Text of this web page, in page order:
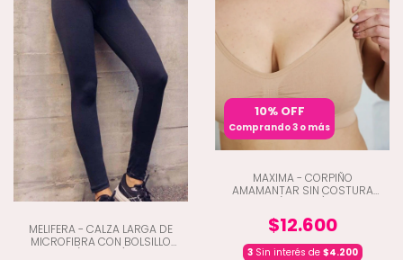
MELIFERA - CALZA LARGA DE
MICROFIBRA CON BOLSILLO
10% OFF
Comprando 3 o más
MAXIMA - CORPIÑO
AMAMANTAR SIN COSTURA
$12.600
3Sin interés de $4.200